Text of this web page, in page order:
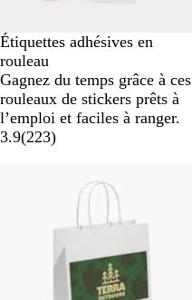
Étiquettes adhésives en
rouleau
Gagnez du temps grâce à ces
rouleaux de stickers prêts à
l’emploi et faciles à ranger.
3.9(223)